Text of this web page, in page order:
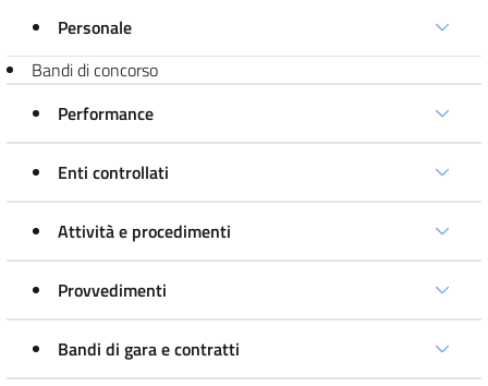
Personale
Bandi di concorso
Performance
Enti controllati
Attività e procedimenti
Provvedimenti
Bandi di gara e contratti